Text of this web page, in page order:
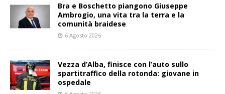
Bra e Boschetto piangono Giuseppe
Ambrogio, una vita tra la terra e la
comunità braidese
6 Agosto 2026
Vezza d’Alba, finisce con l’auto sullo
spartitraffico della rotonda: giovane in
ospedale